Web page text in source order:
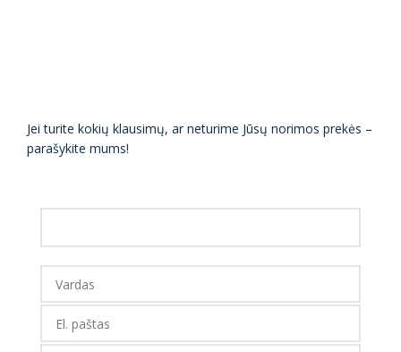
Jei turite kokių klausimų, ar neturime Jūsų norimos prekės –
parašykite mums!